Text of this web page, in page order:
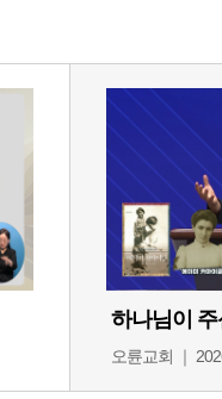
오륜교회 ｜